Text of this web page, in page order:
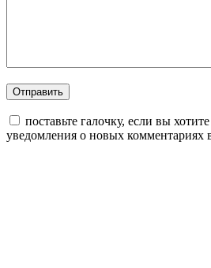
поставьте галочку, если вы
уведомления о новых комментариях